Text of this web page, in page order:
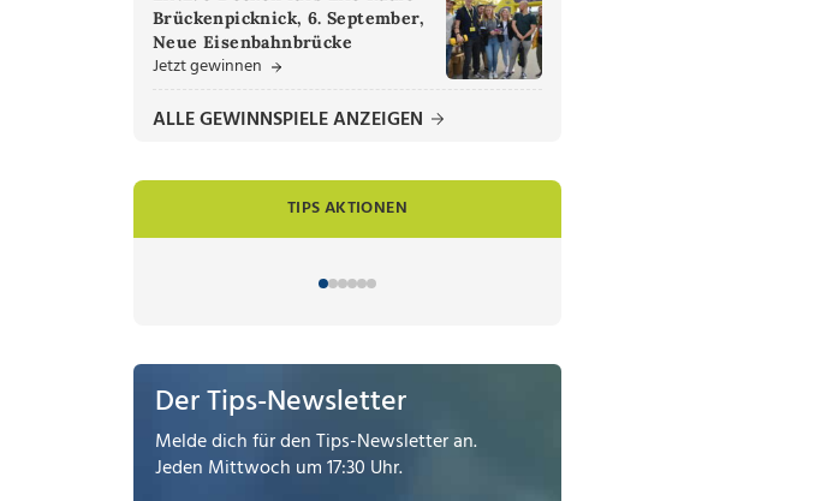
Brückenpicknick, 6. September,
Neue Eisenbahnbrücke
Jetzt gewinnen
ALLE GEWINNSPIELE ANZEIGEN
TIPS AKTIONEN
Der Tips-Newsletter
Melde dich für den Tips-Newsletter an.
Jeden Mittwoch um 17:30 Uhr.